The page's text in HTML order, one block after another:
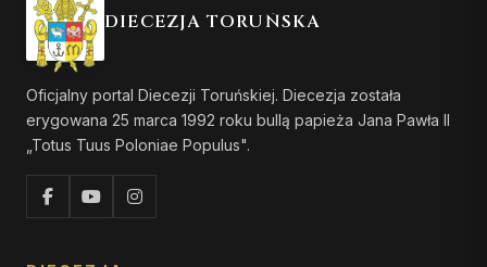
DIECEZJA TORUŃSKA
Oficjalny portal Diecezji Toruńskiej. Diecezja została
erygowana 25 marca 1992 roku bullą papieża Jana Pawła II
„Totus Tuus Poloniae Populus".